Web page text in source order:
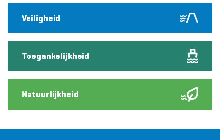
Veiligheid
Toegankelijkheid
Natuurlijkheid